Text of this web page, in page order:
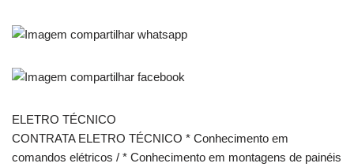
ELETRO TÉCNICO
CONTRATA ELETRO TÉCNICO * Conhecimento em
comandos elétricos / * Conhecimento em montagens de painéis